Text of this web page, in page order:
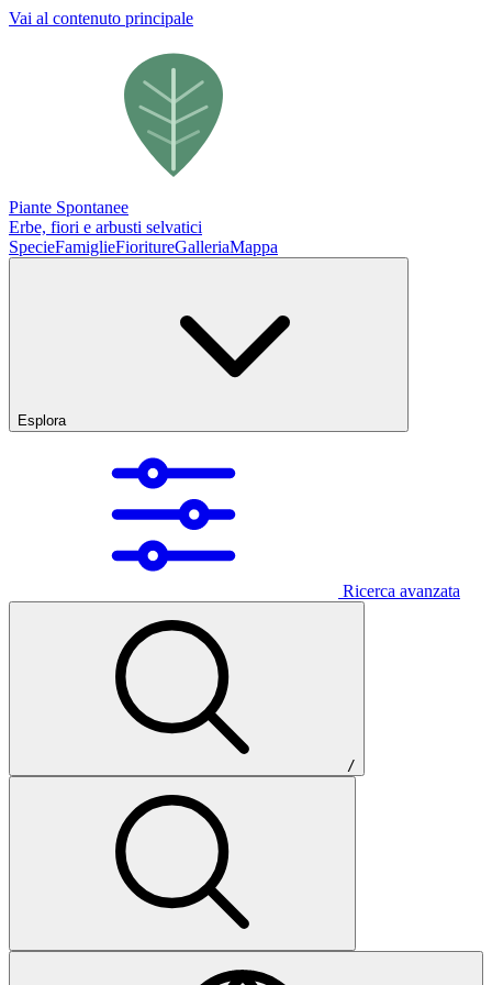
Vai al contenuto principale
Piante Spontanee
Erbe, fiori e arbusti selvatici
SpecieFamiglieFioritureGalleriaMappa
Esplora
Ricerca avanzata
/